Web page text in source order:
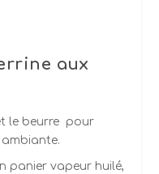
aux
le beurre pour
panier vapeur huilé,